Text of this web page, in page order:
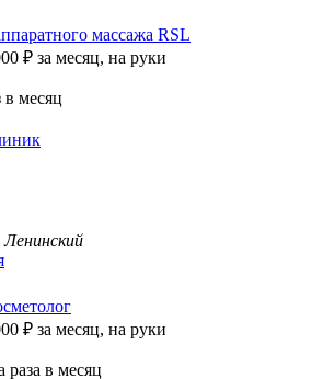
массажа RSL
₽ за месяц, на руки
месяц
₽ за месяц, на руки
в месяц